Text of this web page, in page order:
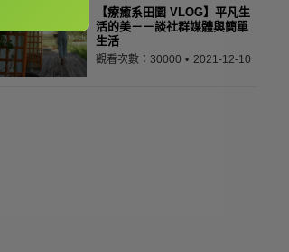
【療癒系田園 VLOG】平凡生
活的美－－談社群媒體與簡單
生活
觀看次數：30000 2021-12-10